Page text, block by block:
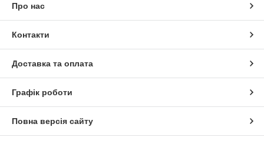
Про нас
Контакти
Доставка та оплата
Графік роботи
Повна версія сайту